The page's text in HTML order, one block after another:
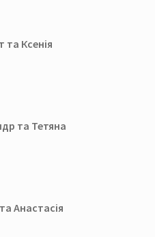
та Ксенія
та Тетяна
Анастасія